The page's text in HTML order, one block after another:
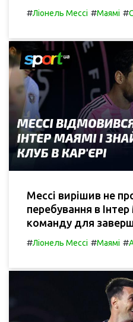
#Ліонель Мессі #Маямі #
Мессі вирішив не
перебування в
команду для
#Ліонель Мессі #Маямі #